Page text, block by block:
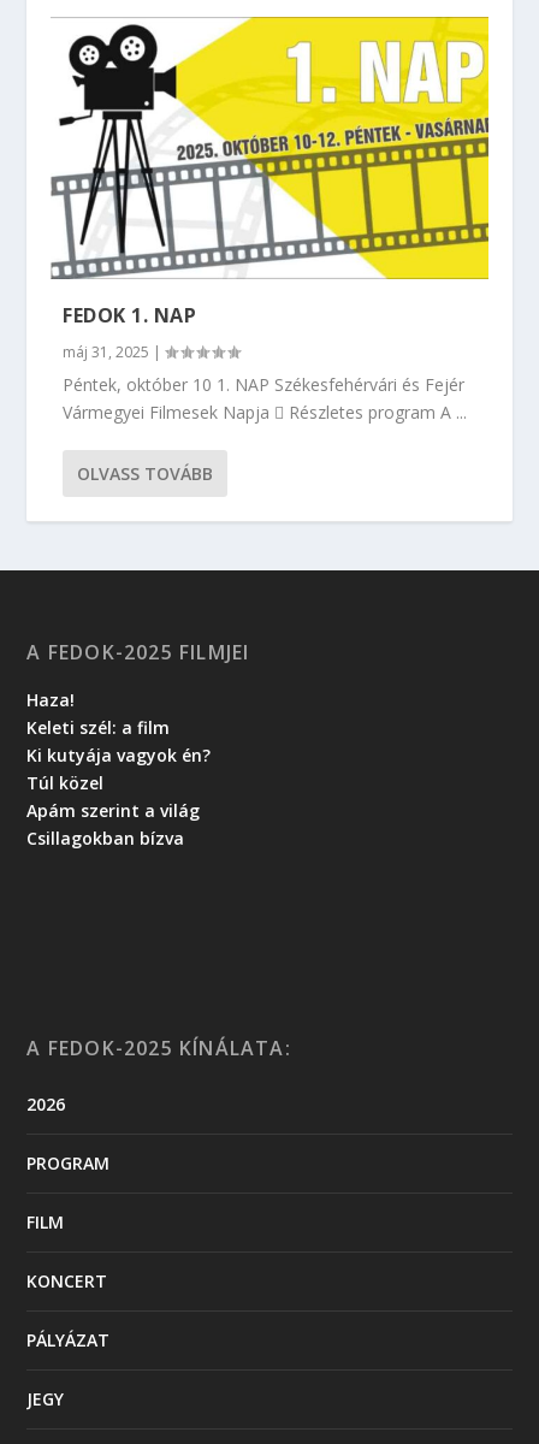
FEDOK 1. NAP
máj 31, 2025 |
Péntek, október 10 1. NAP Székesfehérvári és Fejér
Vármegyei Filmesek Napja  Részletes program A ...
OLVASS TOVÁBB
A FEDOK-2025 FILMJEI
Haza!
Keleti szél: a film
Ki kutyája vagyok én?
Túl közel
Apám szerint a világ
Csillagokban bízva
A FEDOK-2025 KÍNÁLATA:
2026
PROGRAM
FILM
KONCERT
PÁLYÁZAT
JEGY